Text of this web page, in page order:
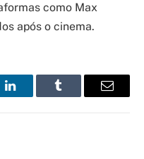
como Max
após o cinema.
LinkedInTumblr Email